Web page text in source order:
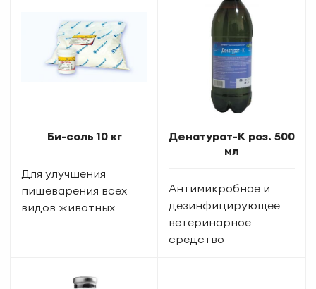
Би-соль 10 кг
Для улучшения
пищеварения всех
видов животных
Денатурат-К роз. 500
мл
Антимикробное и
дезинфицирующее
ветеринарное
средство